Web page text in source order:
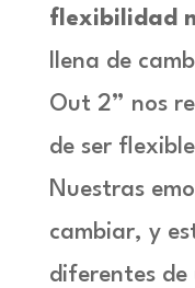
flexibilidad
llena de
Out 2” nos
de ser
Nuestras
cambiar, y
diferentes